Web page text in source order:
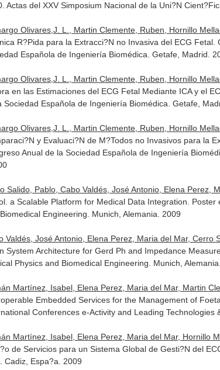
Actas del XXV Simposium Nacional de la Uni?N
Olivares,J. L., Martin Clemente, Ruben, Hornillo
R?Pida para la Extracci?N no Invasiva del ECG
Española de Ingeniería Biomédica. Getafe, Madrid.
Olivares,J. L., Martin Clemente, Ruben, Hornillo
en las Estimaciones del ECG Fetal Mediante ICA y el
Sociedad Española de Ingeniería Biomédica. Getafe,
Olivares,J. L., Martin Clemente, Ruben, Hornillo
y Evaluaci?N de M?Todos no Invasivos para la
Anual de la Sociedad Española de Ingeniería
Salido, Pablo, Cabo Valdés, José Antonio, Elena Perez,
a Scalable Platform for Medical Data Integration.
Engineering. Munich, Alemania. 2009
Valdés, José Antonio, Elena Perez, Maria del Mar,
System Architecture for Gerd Ph and Impedance
Physics and Biomedical Engineering. Munich,
Martínez, Isabel, Elena Perez, Maria del Mar, Martin
Embedded Services for the Management of
Conferences e-Activity and Leading Technologies
Martínez, Isabel, Elena Perez, Maria del Mar, Hornillo
de Servicios para un Sistema Global de Gesti?N del
Cadiz, Espa?a. 2009